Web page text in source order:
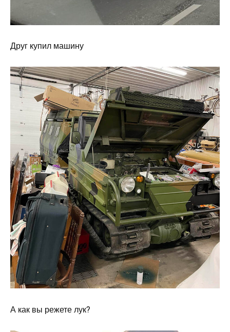
Друг купил машину
А как вы режете лук?